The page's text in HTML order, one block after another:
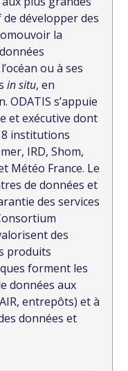
développer des
la
ou à ses
in situ, en
ODATIS s’appuie
et exécutive dont
institutions
IRD, Shom,
Météo France. Le
de données et
des services
des
produits
forment les
données aux
entrepôts) et à
données et